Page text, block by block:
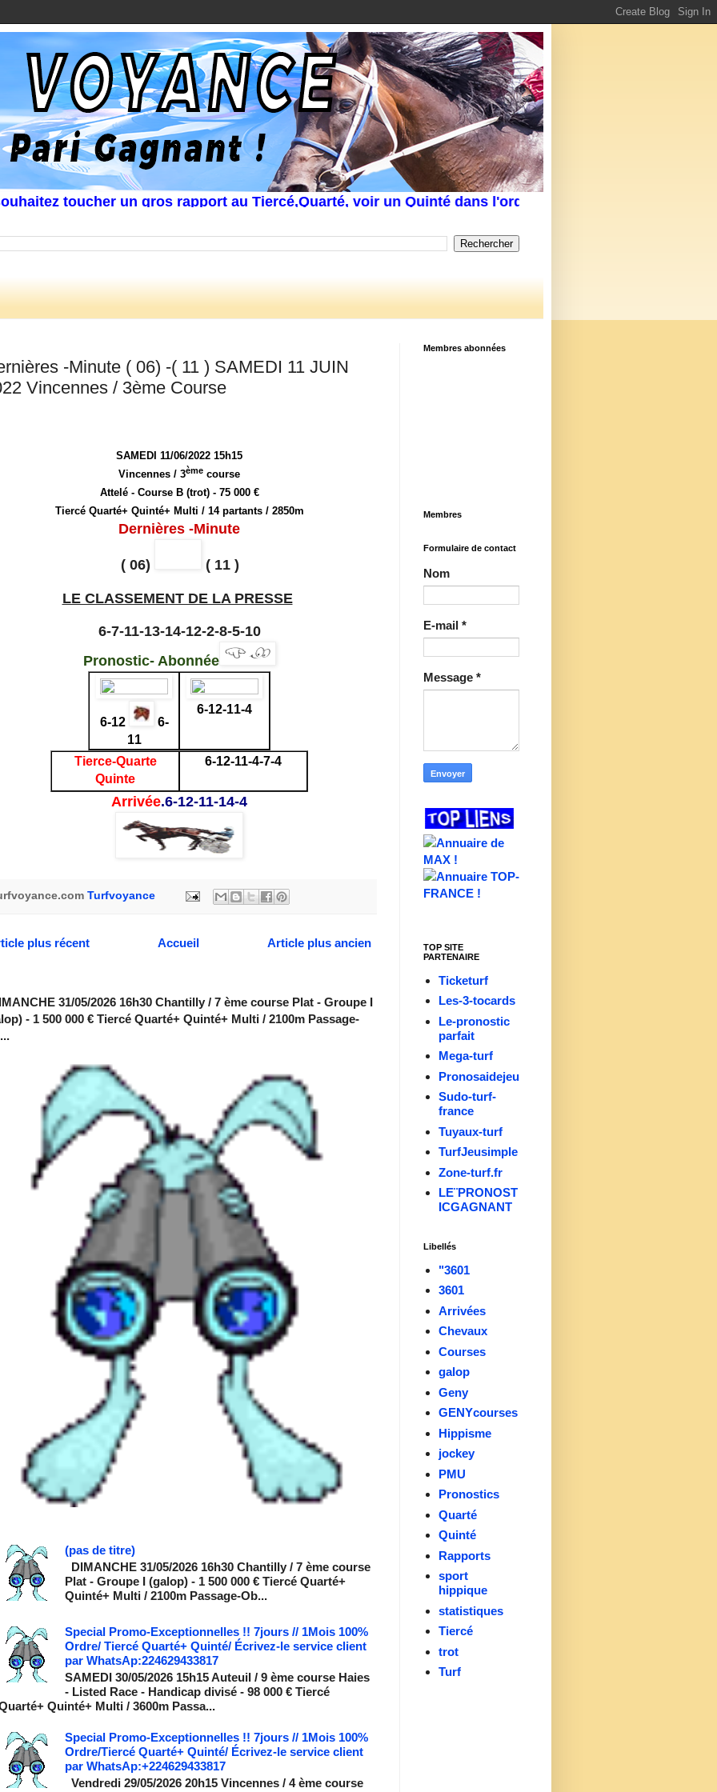
toucher un gros rapport au Tiercé,Quarté, voir un Quinté dans l'ordre Écrivez-nous au service
-Minute ( 06) -( 11 ) SAMEDI 11 JUIN
Vincennes / 3ème Course
SAMEDI 11/06/2022 15h15
Vincennes / 3ème course
Attelé - Course B (trot) - 75 000 €
Tiercé Quarté+ Quinté+ Multi / 14 partants / 2850m
Dernières -Minute
( 06) ( 11)
LE CLASSEMENT DE LA PRESSE
6-7-11-13-14-12-2-8-5-10
Pronostic- Abonnée
6-12
6-
11
6-12-11-4
Tierce-Quarte
Quinte
6-12-11-4-7-4
Arrivée.6-12-11-14-4
Turfvoyance
plus récent Article plus ancien
Accueil
31/05/2026 16h30 Chantilly / 7 ème course Plat - Groupe I
- 1 500 000 € Tiercé Quarté+ Quinté+ Multi / 2100m Passage-
(pas de titre)
DIMANCHE 31/05/2026 16h30 Chantilly / 7 ème course
Plat - Groupe I (galop) - 1 500 000 € Tiercé Quarté+
Quinté+ Multi / 2100m Passage-Ob...
Special Promo-Exceptionnelles !! 7jours // 1Mois 100%
Ordre/ Tiercé Quarté+ Quinté/ Écrivez-le service client
par WhatsAp:224629433817
SAMEDI 30/05/2026 15h15 Auteuil / 9 ème course Haies
- Listed Race - Handicap divisé - 98 000 € Tiercé
Quinté+ Multi / 3600m Passa...
Special Promo-Exceptionnelles !! 7jours // 1Mois 100%
Ordre/Tiercé Quarté+ Quinté/ Écrivez-le service client
par WhatsAp:+224629433817
Vendredi 29/05/2026 20h15 Vincennes / 4 ème course
Membres abonnées
Membres
Formulaire de contact
Nom
E-mail *
Message *
TOP SITE
PARTENAIRE
Ticketurf
Les-3-tocards
Le-pronostic
parfait
Mega-turf
Pronosaidejeu
Sudo-turf-
france
Tuyaux-turf
TurfJeusimple
Zone-turf.fr
LE¨PRONOST
ICGAGNANT
Libellés
"3601
3601
Arrivées
Chevaux
Courses
galop
Geny
GENYcourses
Hippisme
jockey
PMU
Pronostics
Quarté
Quinté
Rapports
sport
hippique
statistiques
Tiercé
trot
Turf